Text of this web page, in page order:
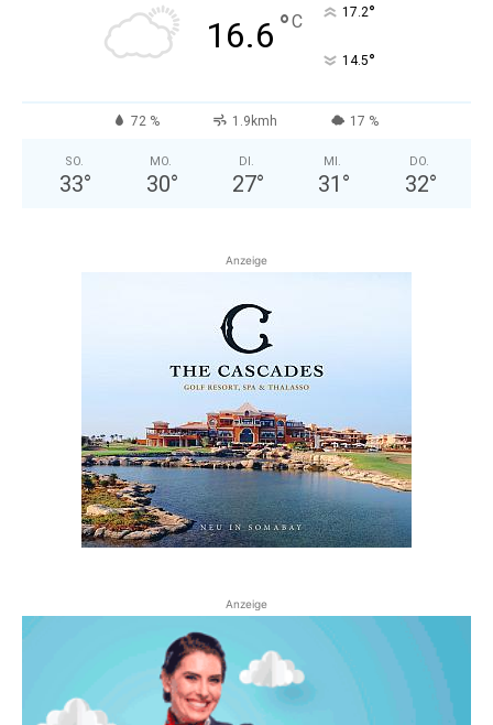
16.6 °C 17.2°
14.5°
72 % 1.9kmh 17 %
SO.
33°
MO.
30°
DI.
27°
MI.
31 °
DO.
32°
Anzeige
Anzeige